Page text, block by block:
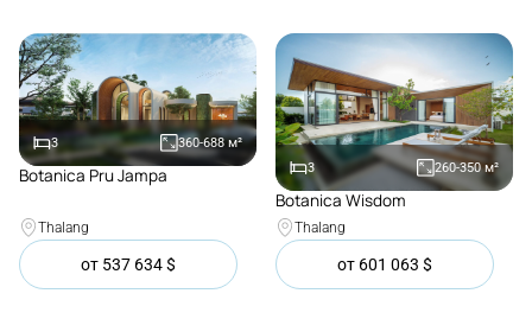
3 360-688 м²
Botanica Pru Jampa
Thalang
от 537 634$
3 260-350 м²
Botanica Wisdom
Thalang
от 601 063 $